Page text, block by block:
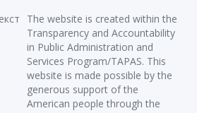
The website is created within the
Transparency and Accountability
in Public Administration and
Services Program/TAPAS. This
website is made possible by the
generous support of the
American people through the